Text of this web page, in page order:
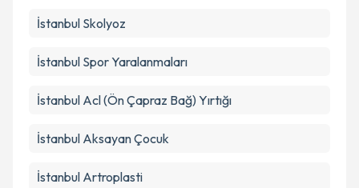
İstanbul Skolyoz
İstanbul Spor Yaralanmaları
İstanbul Acl (Ön Çapraz Bağ) Yırtığı
İstanbul Aksayan Çocuk
İstanbul Artroplasti